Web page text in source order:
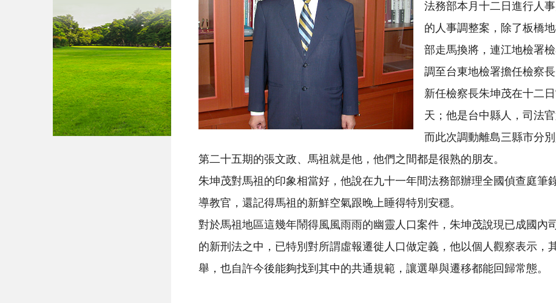
法務部本月十二日進行人
的人事調整案，除了板橋
部走馬換將，連江地檢署
調至台東地檢署擔任檢察長
新任檢察長朱坤茂在十二
天；他是台中縣人，司法
而此次調動離島三縣市分
第二十五期的張文政、馬祖就是他，他們之間都是很熟的朋友。
朱坤茂對馬祖的印象相當好，他說在九十一年間法務部辦理全國偵查庭筆
導教官，還記得馬祖的新鮮空氣跟晚上睡得特別安穩。
對於馬祖地區這幾年鬧得風風雨雨的幽靈人口案件，朱坤茂說現已成國內
的新刑法之中，已特別對所謂虛報遷徙人口做定義，他以個人觀察表示，
舉，也自許今後能夠找到其中的共通規範，讓選舉與遷移都能回歸常態。